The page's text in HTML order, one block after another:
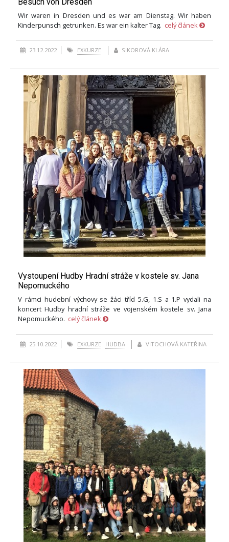
Wir waren in Dresden und es war am Dienstag. Wir haben
Kinderpunsch getrunken. Es war ein kalter Tag. celý článek
23.12.2022 EXKURZE SIKOROVÁ KLÁRA
Vystoupení Hudby Hradní stráže v kostele sv. Jana
Nepomuckého
V rámci hudební výchovy se žáci tříd 5.G, 1.S a 1.P vydali na
koncert Hudby hradní stráže ve vojenském kostele sv. Jana
Nepomuckého. celý článek
25.10.2022 EXKURZE HUDBA VITOCHOVÁ KATEŘINA